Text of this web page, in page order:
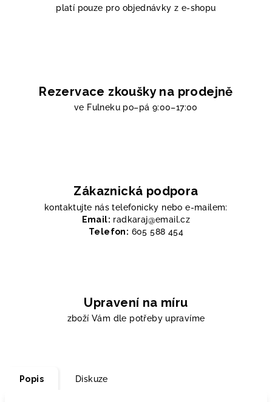
platí pouze pro objednávky z e-shopu
Rezervace zkoušky na prodejně
ve Fulneku po–pá 9:00–17:00
Zákaznická podpora
kontaktujte nás telefonicky nebo e-mailem:
Email: radkaraj@email.cz
Telefon: 605 588 454
Upravení na míru
zboží Vám dle potřeby upravíme
Popis Diskuze